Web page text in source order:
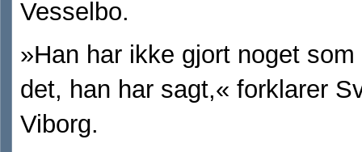
Vesselbo.
»Han har ikke gjort noget
det, han har sagt,« forklarer
Viborg.